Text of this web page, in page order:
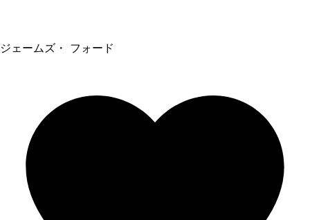
ジェームズ・ フォード